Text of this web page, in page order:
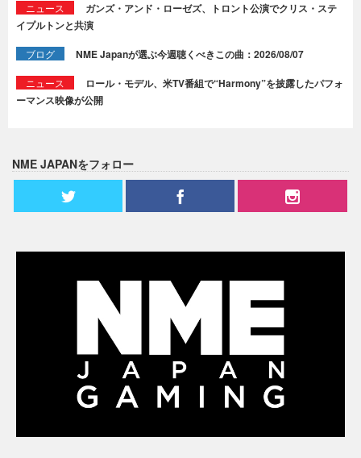
ニュース
ガンズ・アンド・ローゼズ、トロント公演でクリス・ステ
イプルトンと共演
ブログ NME Japanが選ぶ今週聴くべきこの曲：2026/08/07
ニュース
ロール・モデル、米TV番組で“Harmony”を披露したパフォ
ーマンス映像が公開
NME JAPANをフォロー